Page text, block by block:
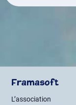
des
Framasoft
L’association